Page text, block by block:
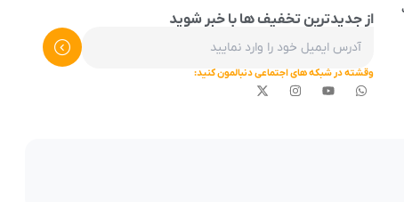
از جدیدترین تخفیف ها با خبر شوید
وقشته در شبکه های اجتماعی دنبالمون کنید: